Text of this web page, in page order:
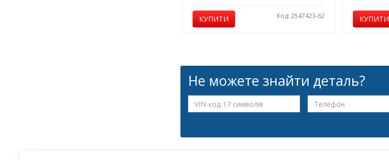
КУПИТИ Код: 2547423-62 КУПИТИ
Не можете знайти деталь?